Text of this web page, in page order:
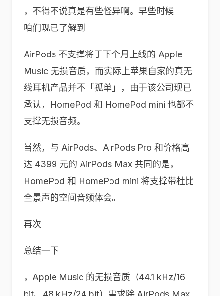
，不得不说真是有些怪异啊。早些时候
咱们现已了解到
AirPods 不支撑将于下个月上线的 Apple
Music 无损音质，而实际上苹果自家的真无
线耳机产品并不「孤单」，由于该公司现已
承认，HomePod 和 HomePod mini 也都不
支撑无损音频。
当然，与 AirPods、AirPods Pro 和价格高
达 4399 元的 AirPods Max 共同的是，
HomePod 和 HomePod mini 将支撑带杜比
全景声的空间音频体会。
再次
总结一下
，Apple Music 的无损音质（44.1 kHz/16
bit、48 kHz/24 bit）需求除 AirPods Max